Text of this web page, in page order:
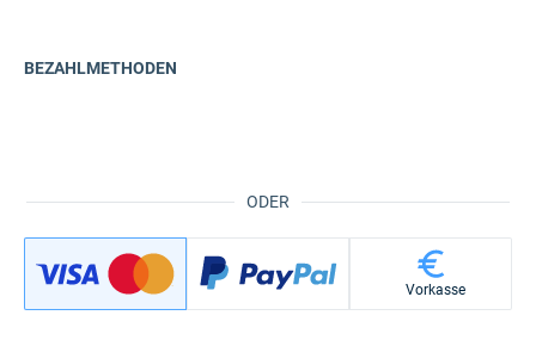
ODER
BEZAHLMETHODEN
Vorkasse